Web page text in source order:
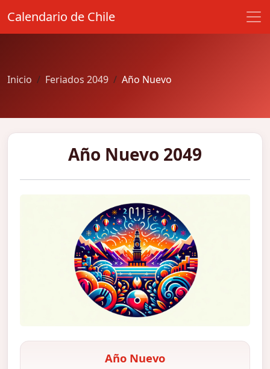
Calendario de Chile
Inicio Feriados 2049 Año Nuevo
Año Nuevo 2049
Año Nuevo